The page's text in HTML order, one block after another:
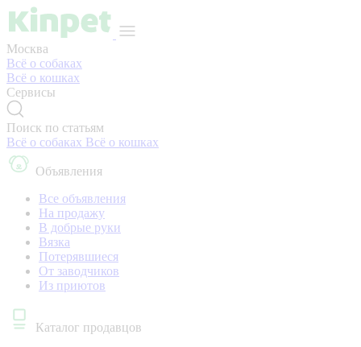
Москва
Всё о собаках
Всё о кошках
Сервисы
Поиск по статьям
Всё о собаках Всё о кошках
Объявления
Все объявления
На продажу
В добрые руки
Вязка
Потерявшиеся
От заводчиков
Из приютов
Каталог продавцов